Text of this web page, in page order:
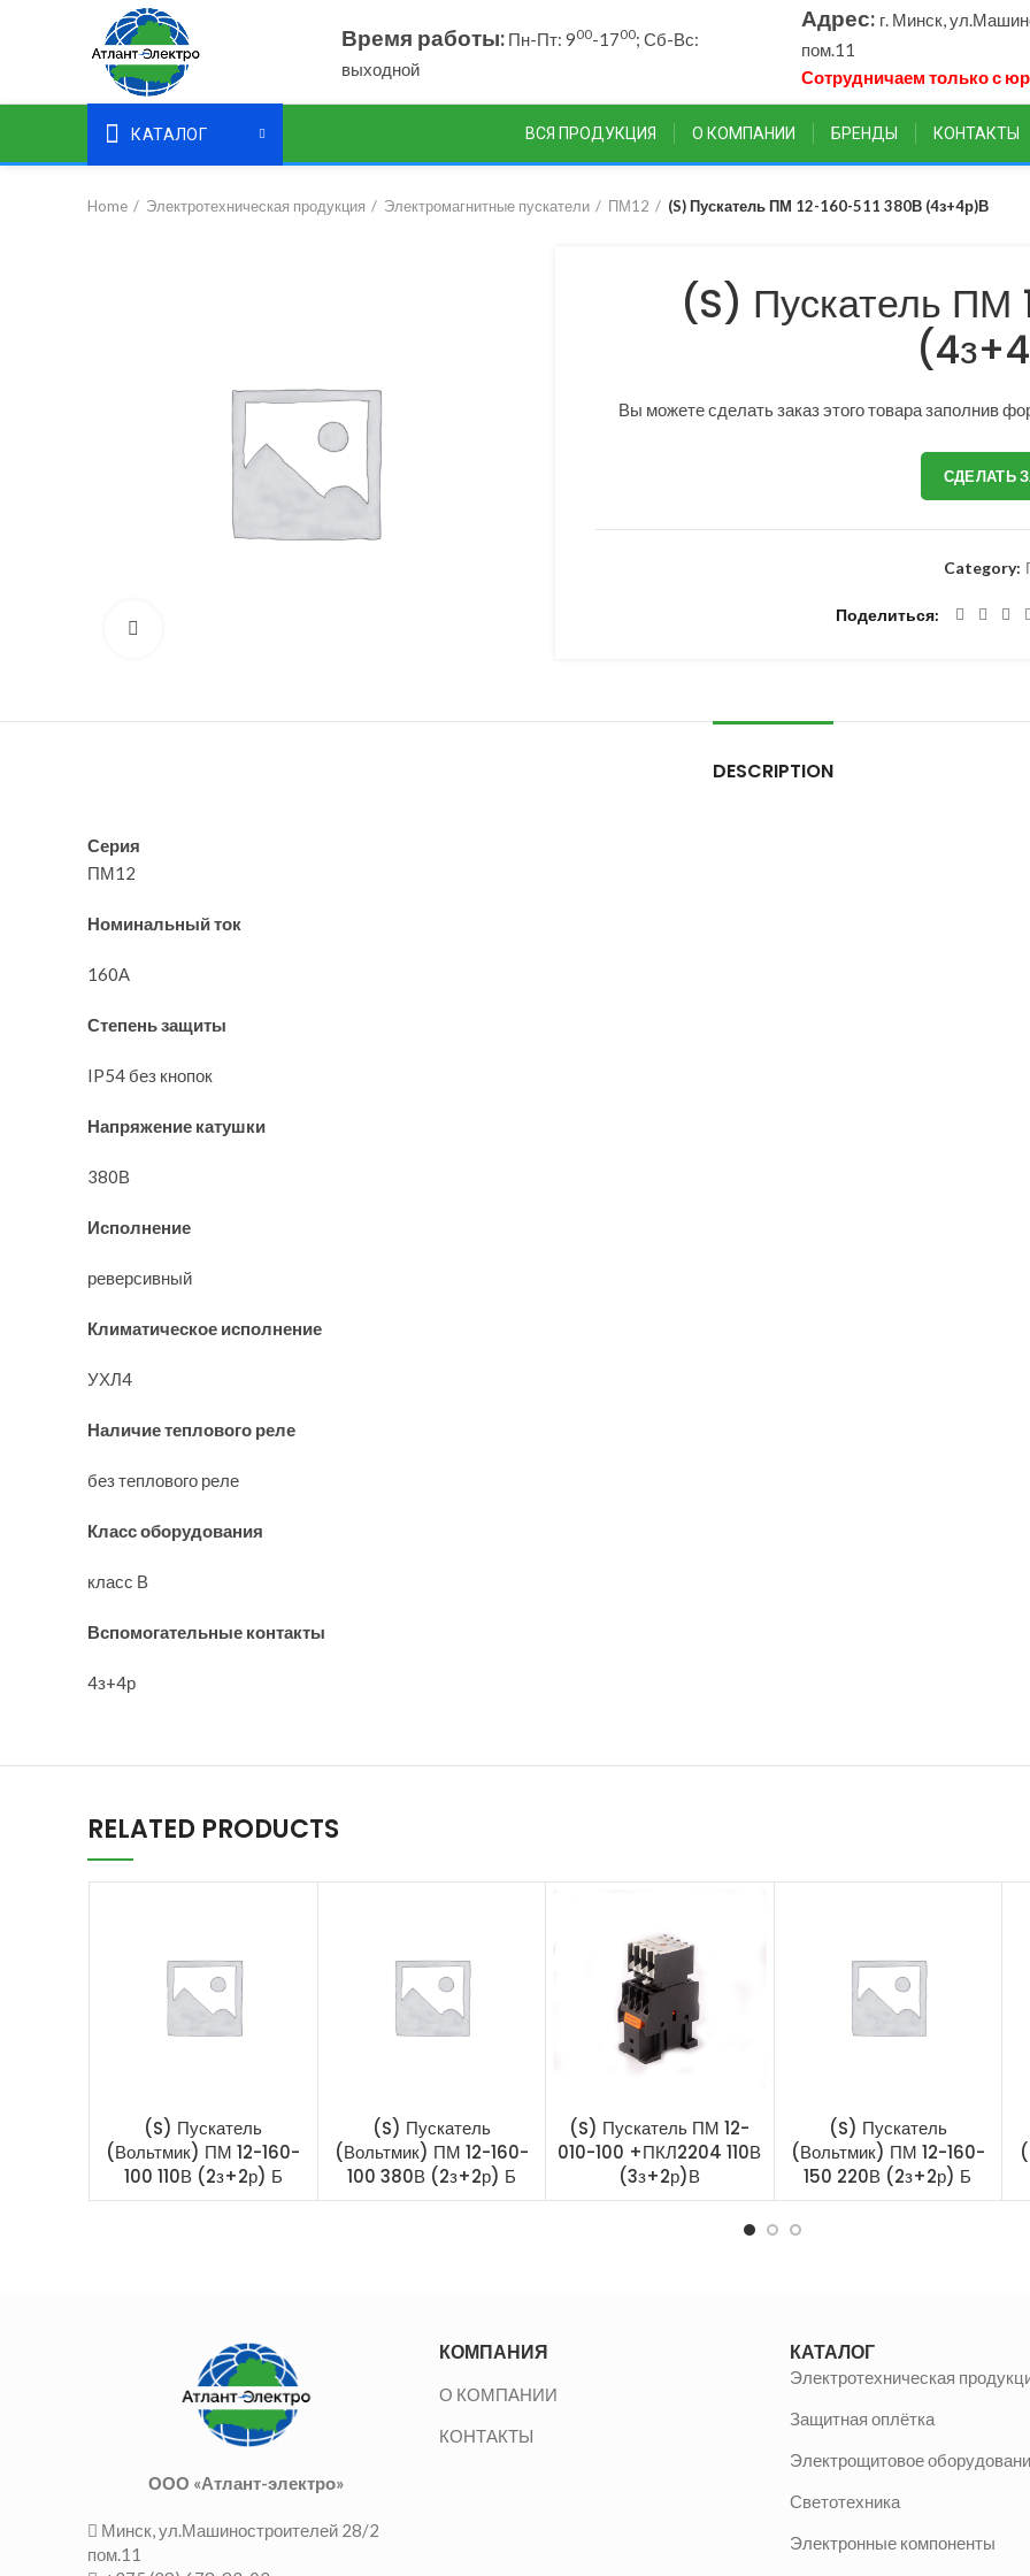
Время работы:Пн-Пт: 900-1700; Сб-Вс:
выходной
Адрес: г. Минск,
пом.11
Сотрудничаем только с
КАТАЛОГ ВСЯ ПРОДУКЦИЯ О КОМПАНИИ БРЕНДЫ КОНТАКТЫ
Home Электротехническая продукция Электромагнитные пускатели ПМ12 (S) Пускатель ПМ 12-160-511 380В (4з+4р)В
(S) Пускатель ПМ
Вы можете сделать заказ этого товара заполнив
СДЕЛАТЬ
Category:
Поделиться
DESCRIPTION
Серия
ПМ12
Номинальный ток
160А
Степень защиты
IP54 без кнопок
Напряжение катушки
380В
Исполнение
реверсивный
Климатическое исполнение
УХЛ4
Наличие теплового реле
без теплового реле
Класс оборудования
класс В
Вспомогательные контакты
4з+4р
RELATED PRODUCTS
(S) Пускатель
(Вольтмик) ПМ 12-160-
100 110В (2з+2р) Б
(S) Пускатель
(Вольтмик) ПМ 12-160-
100 380В (2з+2р) Б
(S) Пускатель ПМ 12-
010-100 +ПКЛ2204 110В
(3з+2р)В
(S) Пускатель
(Вольтмик) ПМ 12-160-
150 220В (2з+2р) Б
ООО «Атлант-электро»
Минск, ул.Машиностроителей 28/2
пом.11
КОМПАНИЯ
О КОМПАНИИ
КОНТАКТЫ
КАТАЛОГ
Электротехническая
Защитная оплётка
Электрощитовое
Светотехника
Электронные компоненты